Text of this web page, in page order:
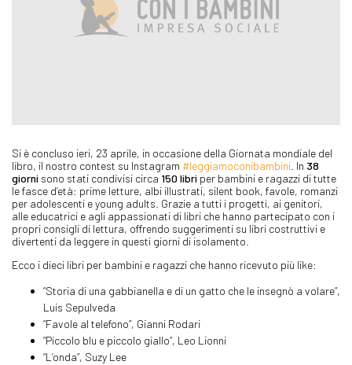
Si è concluso ieri, 23 aprile, in occasione della Giornata mondiale del
libro, il nostro contest su Instagram #leggiamoconibambini . In 38
giorni sono stati condivisi circa 150 libri per bambini e ragazzi di tutte
le fasce d’età: prime letture, albi illustrati, silent book, favole, romanzi
per adolescenti e young adults. Grazie a tutti i progetti, ai genitori,
alle educatrici e agli appassionati di libri che hanno partecipato con i
propri consigli di lettura, offrendo suggerimenti su libri costruttivi e
divertenti da leggere in questi giorni di isolamento.
Ecco i dieci libri per bambini e ragazzi che hanno ricevuto più like:
“Storia di una gabbianella e di un gatto che le insegnò a volare”,
Luis Sepulveda
“Favole al telefono”, Gianni Rodari
“Piccolo blu e piccolo giallo”, Leo Lionni
“L’onda”, Suzy Lee